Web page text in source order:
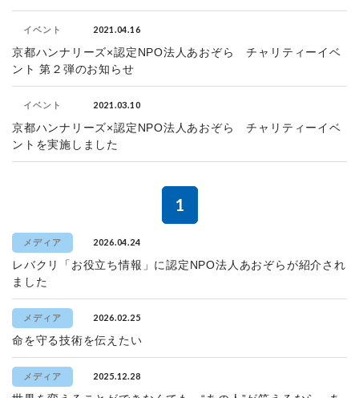
イベント 2021.04.16
京都ハンナリーズ×認定NPO法人あおぞら チャリティーイベ
ント 第２弾のお知らせ
イベント 2021.03.10
京都ハンナリーズ×認定NPO法人あおぞら チャリティーイベ
ントを実施しました
1
メディア 2026.04.24
レバクリ「お役立ち情報」に認定NPO法人あおぞらが紹介され
ました
メディア 2026.02.25
命を守る技術を伝えたい
メディア 2025.12.28